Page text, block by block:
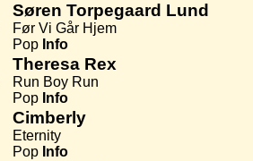
Søren Torpegaard Lund
Før Vi Går Hjem
Pop Info
Theresa Rex
Run Boy Run
Pop Info
Cimberly
Eternity
Pop Info